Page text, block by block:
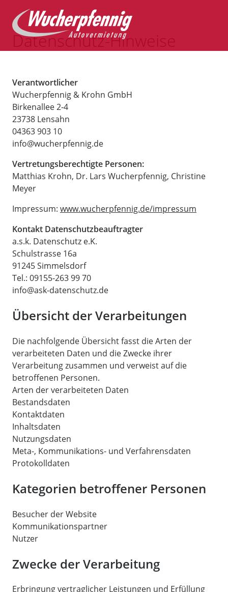
Datenschutz-Hinweise
Verantwortlicher
Wucherpfennig & Krohn GmbH
Birkenallee 2-4
23738 Lensahn
04363 903 10
info@wucherpfennig.de
Vertretungsberechtigte Personen:
Matthias Krohn, Dr. Lars Wucherpfennig, Christine
Meyer
Impressum: www.wucherpfennig.de/impressum
Kontakt Datenschutzbeauftragter
a.s.k. Datenschutz e.K.
Schulstrasse 16a
91245 Simmelsdorf
Tel.: 09155-263 99 70
info@ask-datenschutz.de
Übersicht der Verarbeitungen
Die nachfolgende Übersicht fasst die Arten der
verarbeiteten Daten und die Zwecke ihrer
Verarbeitung zusammen und verweist auf die
betroffenen Personen.
Arten der verarbeiteten Daten
Bestandsdaten
Kontaktdaten
Inhaltsdaten
Nutzungsdaten
Meta-, Kommunikations- und Verfahrensdaten
Protokolldaten
Kategorien betroffener Personen
Besucher der Website
Kommunikationspartner
Nutzer
Zwecke der Verarbeitung
Erbringung vertraglicher Leistungen und Erfüllung